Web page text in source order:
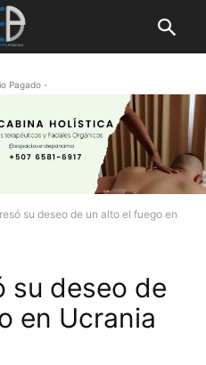
Pagado -
su deseo de un alto el fuego en
su deseo de
en Ucrania